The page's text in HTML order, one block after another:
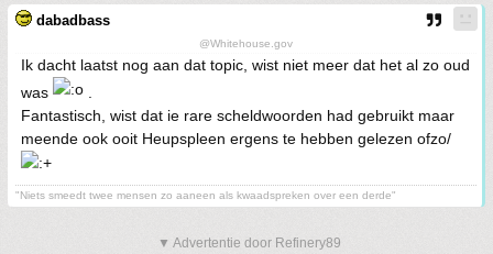
dabadbass
@Whitehouse.gov
Ik dacht laatst nog aan dat topic, wist niet meer dat het al zo oud
was
Fantastisch, wist dat ie rare scheldwoorden had gebruikt maar
meende ook ooit Heupspleen ergens te hebben gelezen ofzo/
"Niets smeedt twee mensen zo aaneen als kwaadspreken over een derde"
▼ Advertentie door Refinery89